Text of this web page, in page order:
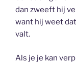
dan zweeft hij
want hij weet
valt.
Als je je kan